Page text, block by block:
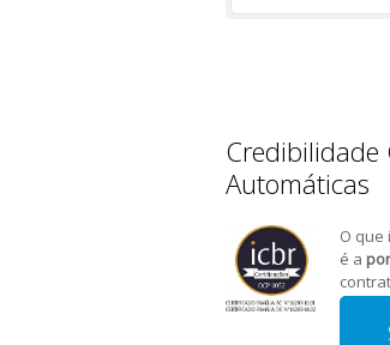
Credibilidade
Automáticas
O que
é a